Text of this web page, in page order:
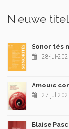
Nieuwe
Sonorités
28-jul-
Amours
27-jul-
Blaise